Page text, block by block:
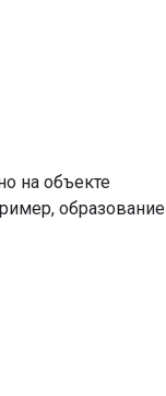
на объекте
образование